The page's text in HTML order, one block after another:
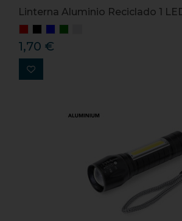
Linterna Aluminio Reciclado 1
1,70 €